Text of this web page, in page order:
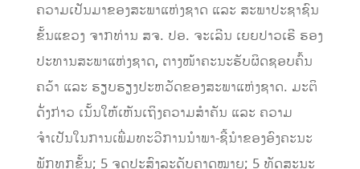
ຄວາມເປັນມາຂອງສະພາແຫ່ງຊາດ ແລະ ສະພາປະຊາຊົນ
ຂັ້ນແຂວງ ຈາກທ່ານ ສຈ. ປອ. ຈະເລີນ ເຍຍປາວເຮີ ຮອງ
ປະທານສະພາແຫ່ງຊາດ, ຕາງໜ້າຄະນະຮັບຜິດຊອບຄົ້ນ
ຄວ້າ ແລະ ຮຽບຮຽງປະຫວັດຂອງສະພາແຫ່ງຊາດ. ມະຕິ
ດັ່ງກ່າວ ເນັ້ນໃຫ້ເຫັນເຖິງຄວາມສຳຄັນ ແລະ ຄວາມ
ຈຳເປັນໃນການເພີ່ມທະວີການນຳພາ-ຊີ້ນຳຂອງອົງຄະນະ
ພັກທຸກຂັ້ນ; 5 ຈຸດປະສົງລະດັບຄາດໝາຍ; 5 ທັດສະນະ